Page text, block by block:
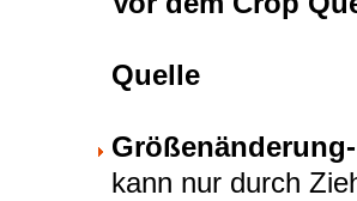
Quelle
kann nur durch